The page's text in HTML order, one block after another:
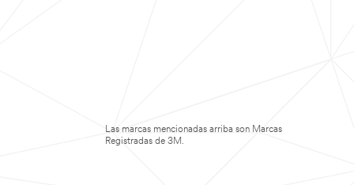
Las marcas mencionadas arriba son Marcas
Registradas de 3M.